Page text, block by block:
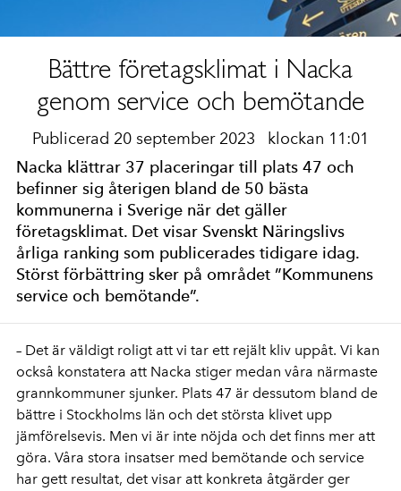
Bättre företagsklimat i Nacka
genom service och bemötande
Publicerad 20 september 2023 klockan 11:01
Nacka klättrar 37 placeringar till plats 47 och
befinner sig återigen bland de 50 bästa
kommunerna i Sverige när det gäller
företagsklimat. Det visar Svenskt Näringslivs
årliga ranking som publicerades tidigare idag.
Störst förbättring sker på området ”Kommunens
service och bemötande”.
– Det är väldigt roligt att vi tar ett rejält kliv uppåt. Vi kan
också konstatera att Nacka stiger medan våra närmaste
grannkommuner sjunker. Plats 47 är dessutom bland de
bättre i Stockholms län och det största klivet upp
jämförelsevis. Men vi är inte nöjda och det finns mer att
göra. Våra stora insatser med bemötande och service
har gett resultat, det visar att konkreta åtgärder ger